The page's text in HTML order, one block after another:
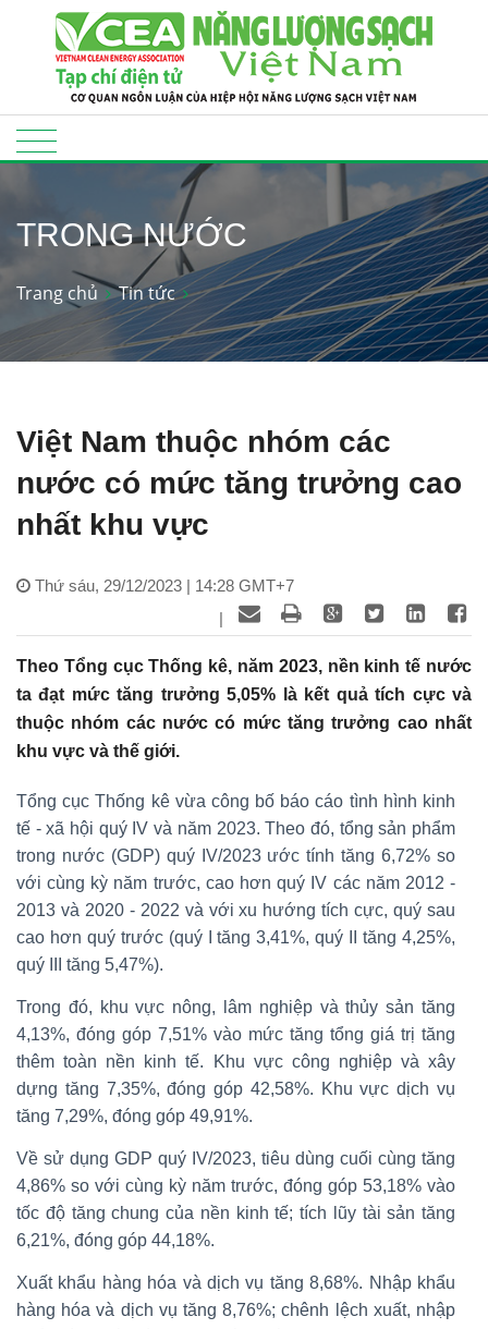
TRONG NƯỚC
Trang chủ Tin tức
Việt Nam thuộc nhóm các
nước có mức tăng trưởng cao
nhất khu vực
Thứ sáu, 29/12/2023 | 14:28 GMT+7
|
Theo Tổng cục Thống kê, năm 2023, nền kinh tế nước
ta đạt mức tăng trưởng 5,05% là kết quả tích cực và
thuộc nhóm các nước có mức tăng trưởng cao nhất
khu vực và thế giới.
Tổng cục Thống kê vừa công bố báo cáo tình hình kinh
tế - xã hội quý IV và năm 2023. Theo đó, tổng sản phẩm
trong nước (GDP) quý IV/2023 ước tính tăng 6,72% so
với cùng kỳ năm trước, cao hơn quý IV các năm 2012 -
2013 và 2020 - 2022 và với xu hướng tích cực, quý sau
cao hơn quý trước (quý I tăng 3,41%, quý II tăng 4,25%,
quý III tăng 5,47%).
Trong đó, khu vực nông, lâm nghiệp và thủy sản tăng
4,13%, đóng góp 7,51% vào mức tăng tổng giá trị tăng
thêm toàn nền kinh tế. Khu vực công nghiệp và xây
dựng tăng 7,35%, đóng góp 42,58%. Khu vực dịch vụ
tăng 7,29%, đóng góp 49,91%.
Về sử dụng GDP quý IV/2023, tiêu dùng cuối cùng tăng
4,86% so với cùng kỳ năm trước, đóng góp 53,18% vào
tốc độ tăng chung của nền kinh tế; tích lũy tài sản tăng
6,21%, đóng góp 44,18%.
Xuất khẩu hàng hóa và dịch vụ tăng 8,68%. Nhập khẩu
hàng hóa và dịch vụ tăng 8,76%; chênh lệch xuất, nhập